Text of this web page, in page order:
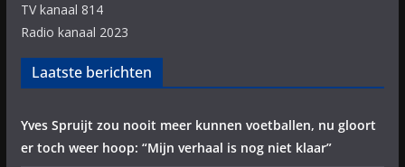
TV kanaal 814
Radio kanaal 2023
Laatste berichten
Yves Spruijt zou nooit meer kunnen voetballen, nu gloort
er toch weer hoop: “Mijn verhaal is nog niet klaar”